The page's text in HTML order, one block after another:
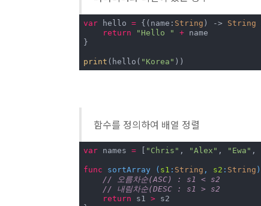
var hello = {(name: String ) -> String
return
"Hello " + name
}
print (hello( "Korea" ))
함수를 정의하여 배열 정렬
var names = [ "Chris" , "Alex" , "Ewa" ,
func sortArray ( s1 : String , s2 : String )
// 오름차순(ASC) : s1 < s2
// 내림차순(DESC : s1 > s2
return s1 > s2